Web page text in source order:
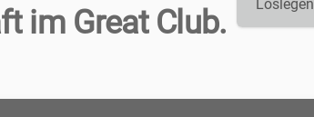
im Great Club.
Loslegen